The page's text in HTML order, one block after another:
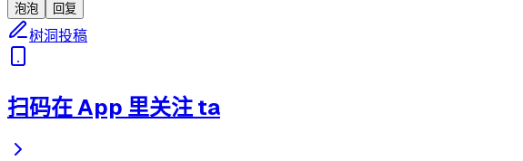
泡泡 回复
树洞投稿
扫码在 App 里关注 ta